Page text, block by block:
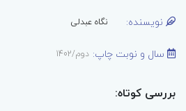
نویسنده: نگاه عبدلی
سال و نوبت چاپ: دوم/1402
بررسی کوتاه: